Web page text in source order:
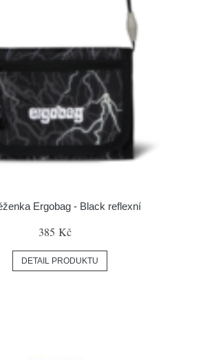
Ergobag - Black reflexní
385 Kč
DETAIL PRODUKTU